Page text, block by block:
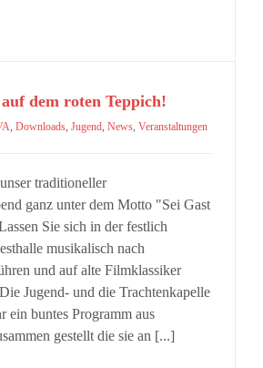
dem roten Teppich!
, Downloads, Jugend, News, Veranstaltungen
traditioneller
ganz unter dem Motto "Sei Gast
Sie sich in der festlich
musikalisch nach
und auf alte Filmklassiker
Jugend- und die Trachtenkapelle
ein buntes Programm aus
gestellt die sie an [...]